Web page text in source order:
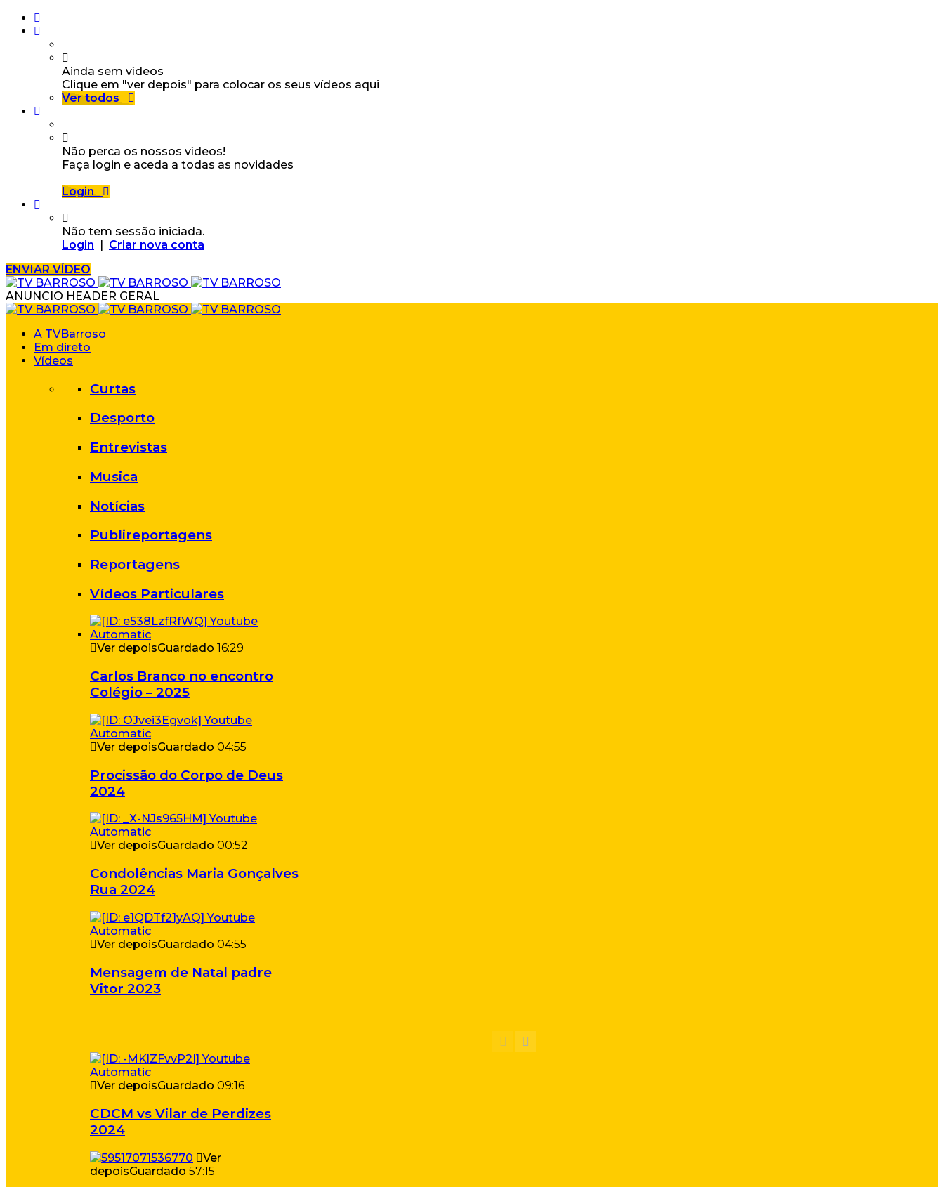
Ainda sem vídeos
Clique em "ver depois" para colocar os seus vídeos aqui
Ver todos
Não perca os nossos vídeos!
Faça login e aceda a todas as novidades
Login
Não tem sessão iniciada.
Login | Criar nova conta
ENVIAR VÍDEO
ANUNCIO HEADER GERAL
A TVBarroso
Em direto
Vídeos
Curtas
Desporto
Entrevistas
Musica
Notícias
Publireportagens
Reportagens
Vídeos Particulares
Ver depoisGuardado 16:29
Carlos Branco no encontro
Colégio – 2025
Ver depoisGuardado 04:55
Procissão do Corpo de Deus
2024
Ver depoisGuardado 00:52
Condolências Maria Gonçalves
Rua 2024
Ver depoisGuardado 04:55
Mensagem de Natal padre
Vitor 2023
Ver depoisGuardado 09:16
CDCM vs Vilar de Perdizes
2024
Ver
depoisGuardado 57:15